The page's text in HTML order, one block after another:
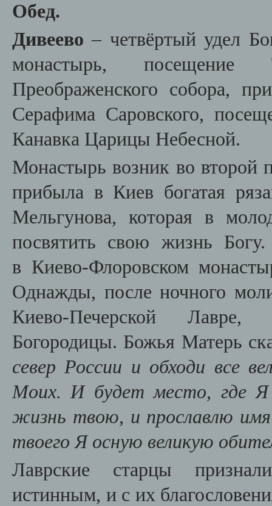
Обед.
Дивеево – четвёртый удел
монастырь, посещение
Преображенского собора,
Серафима Саровского,
Канавка Царицы Небесной.
Монастырь возник во второй
прибыла в Киев богатая
Мельгунова, которая в
посвятить свою жизнь
в Киево-Флоровском
Однажды, после ночного
Киево-Печерской Лавре,
Богородицы. Божья Матерь
север России и обходи все
Моих. И будет место, где Я
жизнь твою, и прославлю
твоего Я осную великую
Лаврские старцы
истинным, и с их